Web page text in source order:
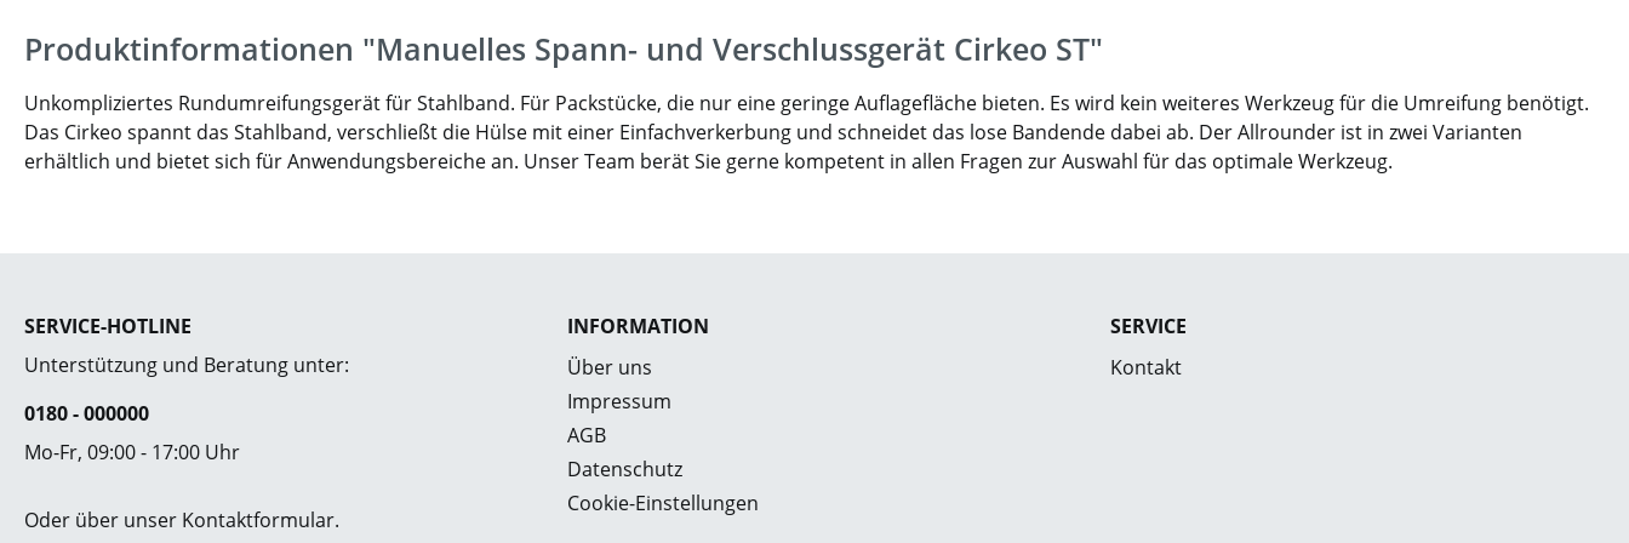
Produktinformationen "Manuelles Spann- und Verschlussgerät Cirkeo ST"
Unkompliziertes Rundumreifungsgerät für Stahlband. Für Packstücke, die nur eine geringe Auflagefläche bieten. Es wird kein weiteres Werkzeug für die Umreifung benötigt.
Das Cirkeo spannt das Stahlband, verschließt die Hülse mit einer Einfachverkerbung und schneidet das lose Bandende dabei ab. Der Allrounder ist in zwei Varianten
erhältlich und bietet sich für Anwendungsbereiche an. Unser Team berät Sie gerne kompetent in allen Fragen zur Auswahl für das optimale Werkzeug.
SERVICE-HOTLINE
Unterstützung und Beratung unter:
0180 - 000000
Mo-Fr, 09:00 - 17:00 Uhr
Oder über unser Kontaktformular.
INFORMATION
Über uns
Impressum
AGB
Datenschutz
Cookie-Einstellungen
SERVICE
Kontakt